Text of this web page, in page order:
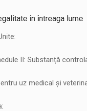
în întreaga lume
II: Substanță
uz medical și